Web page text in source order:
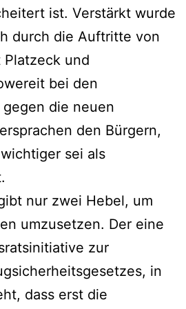
ist. Verstärkt wurde
durch die Auftritte von
und
bei den
die neuen
den Bürgern,
sei als
nur zwei Hebel, um
umzusetzen. Der eine
zur
in
dass erst die